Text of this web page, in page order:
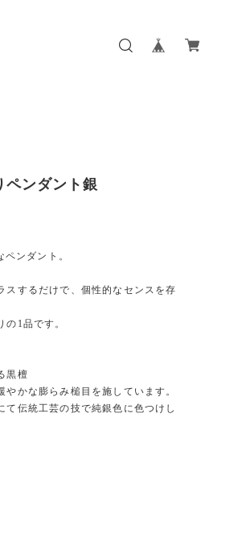
ンダント銀
ンダント。
スするだけで、個性的なセンスを存
1品です。
黒檀
かな膨らみ槌目を施しています。
伝統工芸の技で純銀色に色つけし